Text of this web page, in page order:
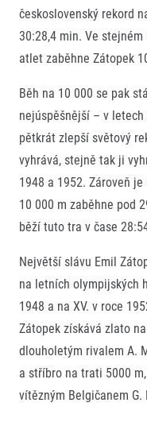
československý rekord
30:28,4 min. Ve
atlet zaběhne Zátopek
Běh na 10 000 se pak
nejúspěšnější – v
pětkrát zlepší světový
vyhrává, stejně tak ji
1948 a 1952. Zároveň
10 000 m zaběhne pod
běží tuto tra v čase
Největší slávu Emil
na letních olympijských
1948 a na XV. v roce
Zátopek získává zlato
dlouholetým rivalem A.
a stříbro na trati 5000
vítězným Belgičanem G.